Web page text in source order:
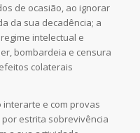
de ocasião, ao ignorar
da sua decadência; a
intelectual e
bombardeia e censura
colaterais
interarte e com provas
estrita sobrevivência